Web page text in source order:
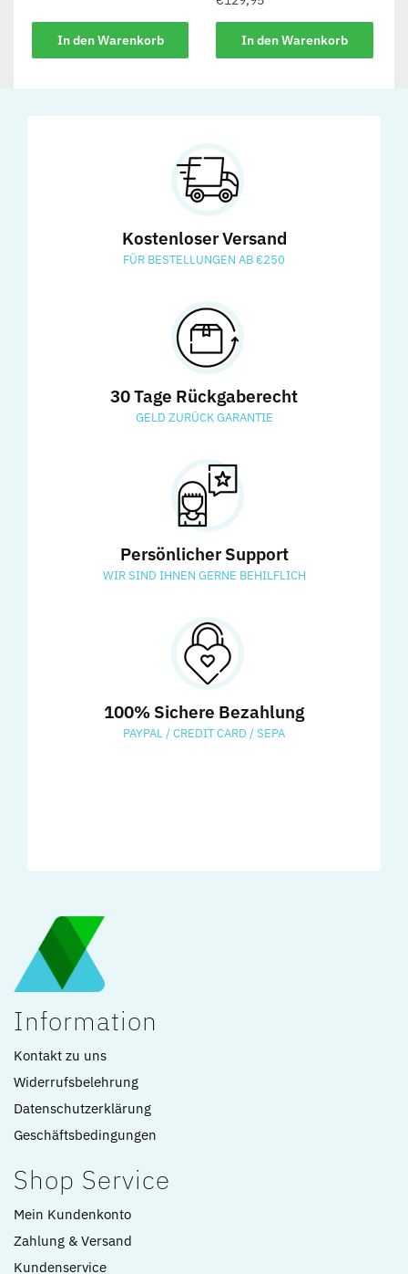
In den Warenkorb In den Warenkorb
Kostenloser Versand
FÜR BESTELLUNGEN AB €250
30 Tage Rückgaberecht
GELD ZURÜCK GARANTIE
Persönlicher Support
WIR SIND IHNEN GERNE BEHILFLICH
100% Sichere Bezahlung
PAYPAL / CREDIT CARD / SEPA
Information
Kontakt zu uns
Widerrufsbelehrung
Datenschutzerklärung
Geschäftsbedingungen
Shop Service
Mein Kundenkonto
Zahlung & Versand
Kundenservice